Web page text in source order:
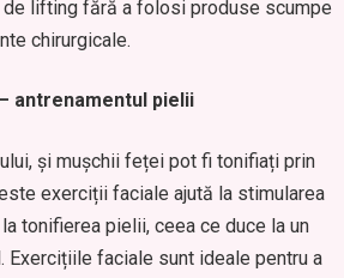
lifting fără a folosi produse scumpe
chirurgicale.
antrenamentul pielii
și mușchii feței pot fi tonifiați prin
exerciții faciale ajută la stimularea
tonifierea pielii, ceea ce duce la un
Exercițiile faciale sunt ideale pentru a